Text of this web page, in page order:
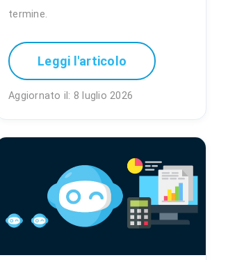
termine.
Leggi l'articolo
Aggiornato il: 8 luglio 2026